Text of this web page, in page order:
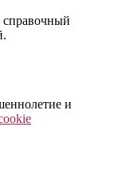
справочный
и